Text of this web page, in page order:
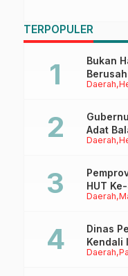
TERPOPULER
Daerah
Bukan
Daerah
Adat
Daerah
HUT
Daerah
Dinas
Kendali